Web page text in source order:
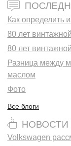
Как определить
80 лет
80 лет
Разница между
маслом
Фото
Все блоги
НОВОСТИ
Volkswagen